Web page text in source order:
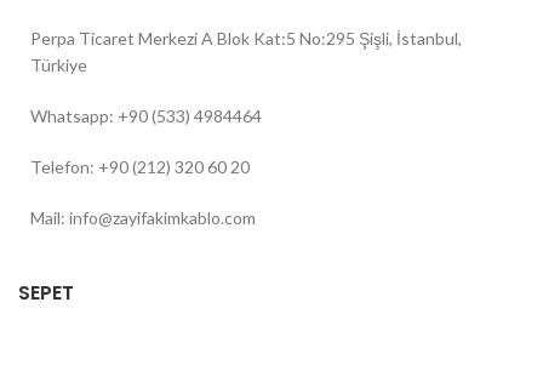
Perpa Ticaret Merkezi A Blok Kat:5 No:295 Şişli, İstanbul,
Türkiye
Whatsapp: +90 (533) 4984464
Telefon: +90 (212) 320 60 20
Mail: info@zayifakimkablo.com
SEPET